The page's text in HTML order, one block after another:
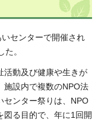
センターで開催され
。
活動及び健康や生きが
施設内で複数のNPO法
センター祭りは、NPO
る目的で、年に1回開